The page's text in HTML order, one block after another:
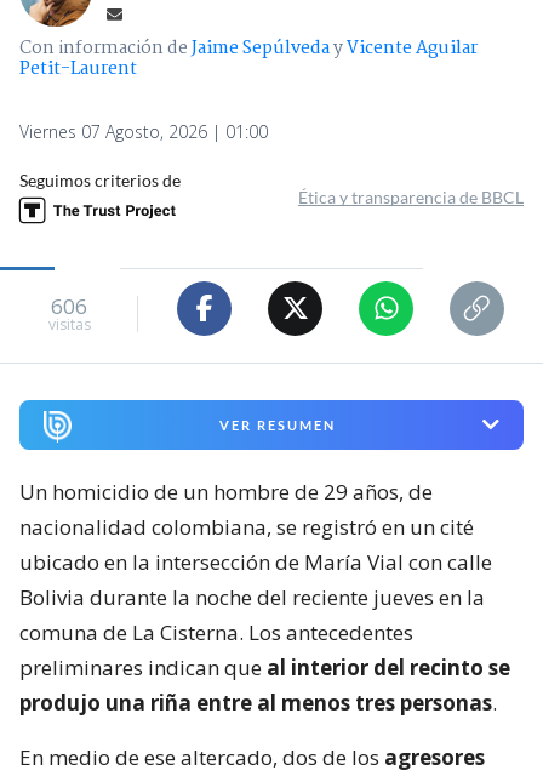
Con información deJaime SepúlvedayVicente Aguilar
Petit-Laurent
Viernes 07 Agosto, 2026 | 01:00
Seguimos criterios de
Ética y transparencia de BBCL
606
visitas
VER RESUMEN
Un homicidio de un hombre de 29 años, de
nacionalidad colombiana, se registró en un cité
ubicado en la intersección de María Vial con calle
Bolivia durante la noche del reciente jueves en la
comuna de La Cisterna. Los antecedentes
preliminares indican que al interior del recinto se
produjo una riña entre al menos tres personas.
En medio de ese altercado, dos de los agresores